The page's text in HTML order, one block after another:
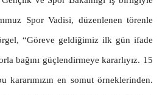
Spor Vadisi, düzenlenen törenle
“Göreve geldiğimiz ilk gün ifade
bağını güçlendirmeye kararlıyız. 15
kararımızın en somut örneklerinden.